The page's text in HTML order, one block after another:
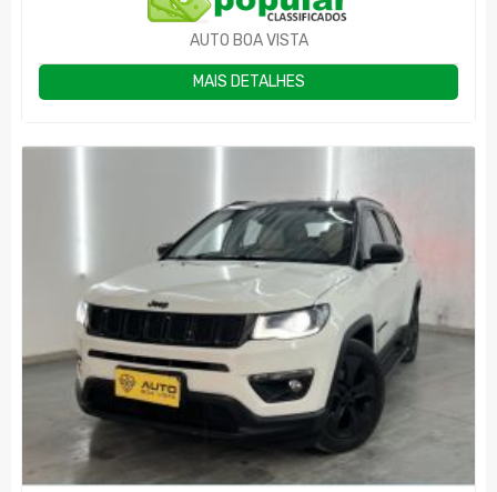
AUTO BOA VISTA
MAIS DETALHES